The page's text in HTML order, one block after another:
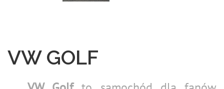
VW GOLF